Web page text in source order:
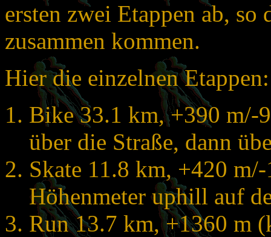
ersten zwei Etappen ab,
zusammen kommen.
Hier die einzelnen Etappen:
Bike 33.1 km, +390 m/-
über die Straße, dann
Skate 11.8 km, +420
Höhenmeter uphill auf
Run 13.7 km, +1360 m